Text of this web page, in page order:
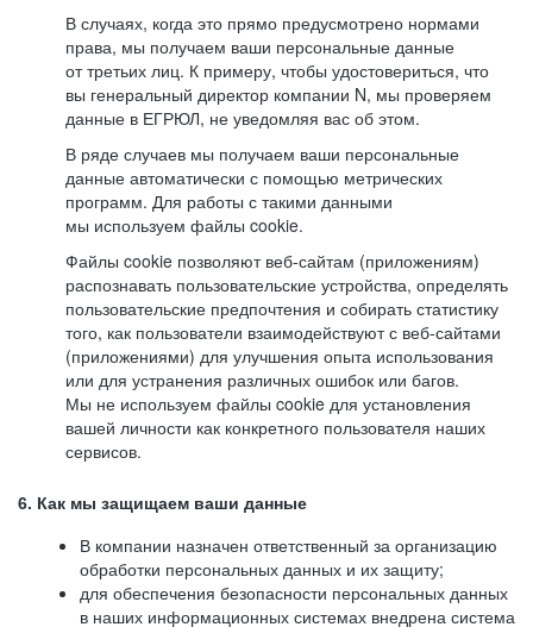
В случаях, когда это прямо предусмотрено нормами
права, мы получаем ваши персональные данные
от третьих лиц. К примеру, чтобы удостовериться, что
вы генеральный директор компании N, мы проверяем
данные в ЕГРЮЛ, не уведомляя вас об этом.
В ряде случаев мы получаем ваши персональные
данные автоматически с помощью метрических
программ. Для работы с такими данными
мы используем файлы cookie.
Файлы cookie позволяют веб-сайтам (приложениям)
распознавать пользовательские устройства, определять
пользовательские предпочтения и собирать статистику
того, как пользователи взаимодействуют с веб-сайтами
(приложениями) для улучшения опыта использования
или для устранения различных ошибок или багов.
Мы не используем файлы cookie для установления
вашей личности как конкретного пользователя наших
сервисов.
6. Как мы защищаем ваши данные
В компании назначен ответственный за организацию
обработки персональных данных и их защиту;
для обеспечения безопасности персональных данных
в наших информационных системах внедрена система